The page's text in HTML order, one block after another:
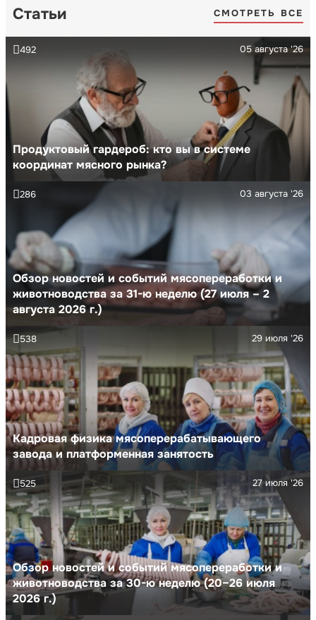
Статьи СМОТРЕТЬ ВСЕ
Продуктовый гардероб: кто вы в системе
координат мясного рынка?
05 августа '26
492
Обзор новостей и событий мясопереработки и
животноводства за 31-ю неделю (27 июля – 2
августа 2026 г.)
03 августа '26
286
Кадровая физика мясоперерабатывающего
завода и платформенная занятость
29 июля '26
538
Обзор новостей и событий мясопереработки и
животноводства за 30-ю неделю (20–26 июля
2026 г.)
27 июля '26
525